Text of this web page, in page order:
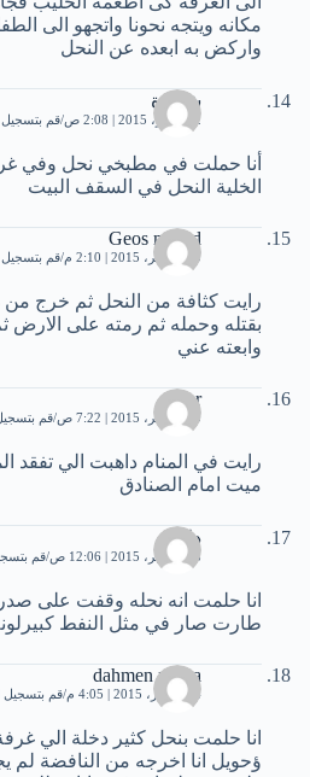
مكانه ويتجه نحونا واتجهو الى
واركض به ابعده عن النحل
شهيرة
2 نوفمبر، 2015 | 2:08 ص قم بتسجيل
أنا حملت في مطبخي نحل وفي
الخلية النحل في السقف البيت
Geos mdred
10 نوفمبر، 2015 | 2:10 م قم بتسجيل
رايت كثافة من النحل ثم خرج
بقتله وحمله ثم رمته على الارض
وابعته عني
amar
20 نوفمبر، 2015 | 7:22 ص قم
رايت في المنام داهبت الي تفقد
ميت امام الصنادق
دلال
28 نوفمبر، 2015 | 12:06 ص قم
انا حلمت انه نحله وقفت على
طارت صار في مثل النفط
dahmen noura
4 ديسمبر، 2015 | 4:05 م قم بتسجيل
انا حلمت بنحل كثير دخلة الي
ؤحويل انا اخرجه من النافضة لم